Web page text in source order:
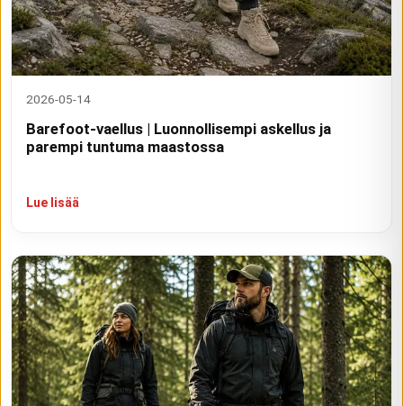
2026-05-14
Barefoot-vaellus | Luonnollisempi askellus ja
parempi tuntuma maastossa
Lue lisää